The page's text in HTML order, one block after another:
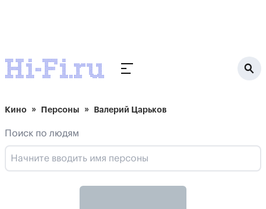
Кино Персоны Валерий Царьков
Поиск по людям